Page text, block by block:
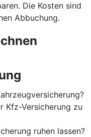
Die Kosten sind
Abbuchung.
Kfz-Versicherung zu
ruhen lassen?